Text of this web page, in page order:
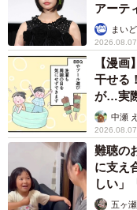
アーテ
まい
2026.08.07
【漫
干せる
が…実
中瀬
2026.08.07
難聴の
に支え
しい」
五ヶ